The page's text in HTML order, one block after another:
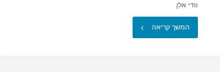
וודי אלן
המשך קריאה "סקס